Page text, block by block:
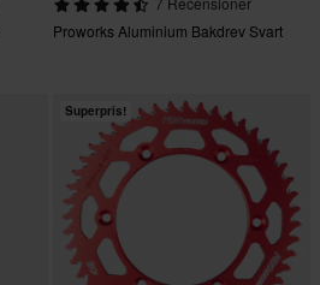
Proworks Aluminium Bakdrev Svart
Superpris!